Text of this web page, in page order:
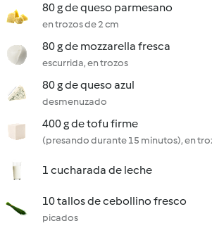
80 g de queso parmesano
en trozos de 2 cm
80 g de mozzarella fresca
escurrida, en trozos
80 g de queso azul
desmenuzado
400 g de tofu firme
(presando durante 15 minutos), en
1 cucharada de leche
10 tallos de cebollino fresco
picados